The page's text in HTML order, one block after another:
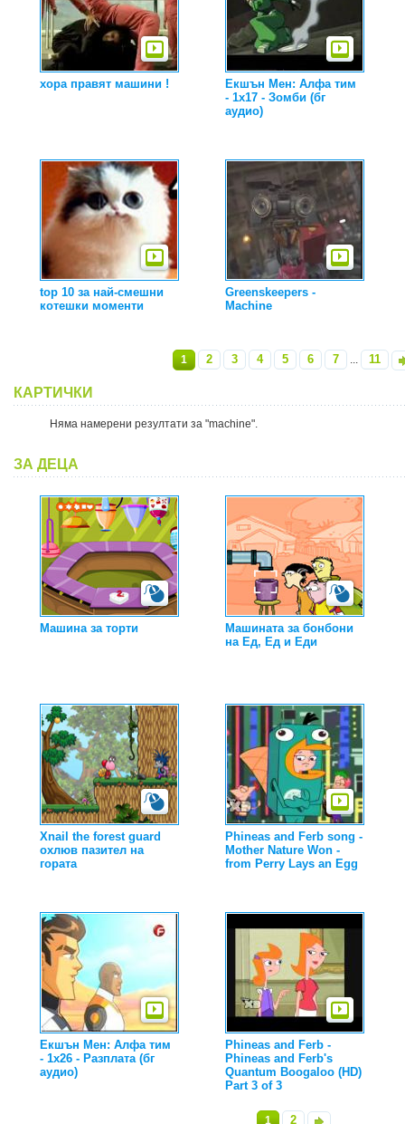
хора правят машини !
Екшън Мен: Алфа тим
- 1x17 - Зомби (бг
аудио)
top 10 за най-смешни
котешки моменти
Greenskeepers -
Machine
1 2 3 4 5 6 7 ... 11»
КАРТИЧКИ
Няма намерени резултати за "machine".
ЗА ДЕЦА
Машина за торти
Машината за бонбони
на Ед, Ед и Еди
Xnail the forest guard
охлюв пазител на
гората
Phineas and Ferb song -
Mother Nature Won -
from Perry Lays an Egg
Екшън Мен: Алфа тим
- 1x26 - Разплата (бг
аудио)
Phineas and Ferb -
Phineas and Ferb's
Quantum Boogaloo (HD)
Part 3 of 3
1 2»